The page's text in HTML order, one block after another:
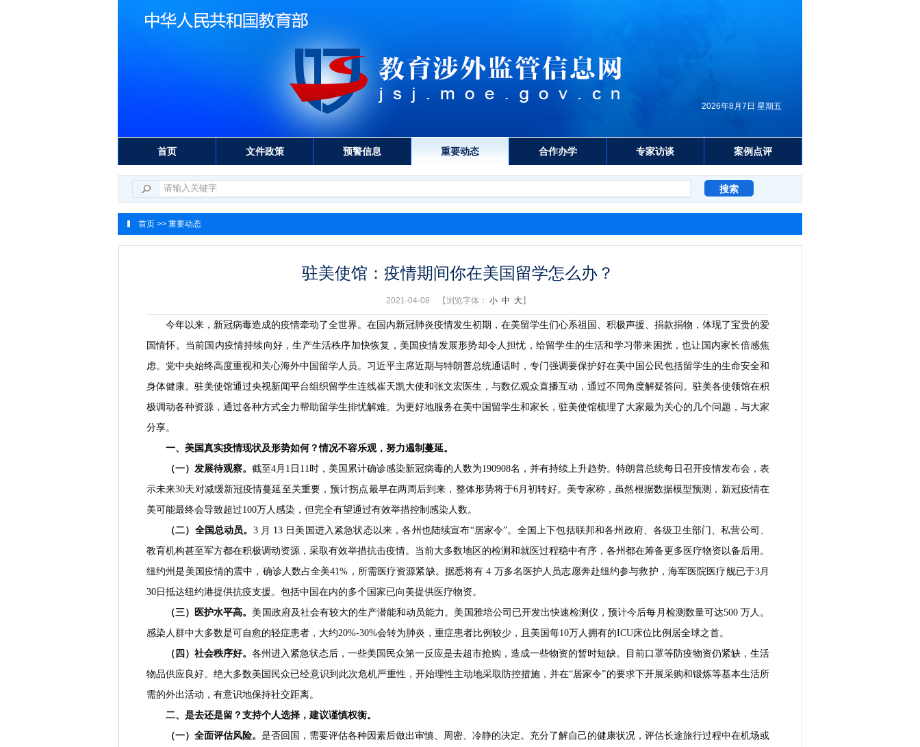
2026年8月7日 星期五
首页 文件政策 预警信息 重要动态 合作办学 专家访谈 案例点评
首页 >> 重要动态
驻美使馆：疫情期间你在美国留学怎么办？
2021-04-08 【浏览字体： 小 中 大】
今年以来，新冠病毒造成的疫情牵动了全世界。在国内新冠肺炎疫情发生初期，在美留学生们心系祖国、积极声援、捐款捐物，体现了宝贵的爱
国情怀。当前国内疫情持续向好，生产生活秩序加快恢复，美国疫情发展形势却令人担忧，给留学生的生活和学习带来困扰，也让国内家长倍感焦
虑。党中央始终高度重视和关心海外中国留学人员。习近平主席近期与特朗普总统通话时，专门强调要保护好在美中国公民包括留学生的生命安全和
身体健康。驻美使馆通过央视新闻平台组织留学生连线崔天凯大使和张文宏医生，与数亿观众直播互动，通过不同角度解疑答问。驻美各使领馆在积
极调动各种资源，通过各种方式全力帮助留学生排忧解难。为更好地服务在美中国留学生和家长，驻美使馆梳理了大家最为关心的几个问题，与大家
分享。
一、美国真实疫情现状及形势如何？情况不容乐观，努力遏制蔓延。
（一）发展待观察。 截至4月1日11时，美国累计确诊感染新冠病毒的人数为190908名，并有持续上升趋势。特朗普总统每日召开疫情发布会，表
示未来30天对减缓新冠疫情蔓延至关重要，预计拐点最早在两周后到来，整体形势将于6月初转好。美专家称，虽然根据数据模型预测，新冠疫情在
美可能最终会导致超过100万人感染，但完全有望通过有效举措控制感染人数。
（二）全国总动员。 3 月 13 日美国进入紧急状态以来，各州也陆续宣布“居家令”。全国上下包括联邦和各州政府、各级卫生部门、私营公司、
教育机构甚至军方都在积极调动资源，采取有效举措抗击疫情。当前大多数地区的检测和就医过程稳中有序，各州都在筹备更多医疗物资以备后用。
纽约州是美国疫情的震中，确诊人数占全美41%，所需医疗资源紧缺。据悉将有 4 万多名医护人员志愿奔赴纽约参与救护，海军医院医疗舰已于3月
30日抵达纽约港提供抗疫支援。包括中国在内的多个国家已向美提供医疗物资。
（三）医护水平高。 美国政府及社会有较大的生产潜能和动员能力。美国雅培公司已开发出快速检测仪，预计今后每月检测数量可达500 万人。
感染人群中大多数是可自愈的轻症患者，大约20%-30%会转为肺炎，重症患者比例较少，且美国每10万人拥有的ICU床位比例居全球之首。
（四）社会秩序好。 各州进入紧急状态后，一些美国民众第一反应是去超市抢购，造成一些物资的暂时短缺。目前口罩等防疫物资仍紧缺，生活
物品供应良好。绝大多数美国民众已经意识到此次危机严重性，开始理性主动地采取防控措施，并在“居家令”的要求下开展采购和锻炼等基本生活所
需的外出活动，有意识地保持社交距离。
二、是去还是留？支持个人选择，建议谨慎权衡。
（一）全面评估风险。 是否回国，需要评估各种因素后做出审慎、周密、冷静的决定。充分了解自己的健康状况，评估长途旅行过程中在机场或